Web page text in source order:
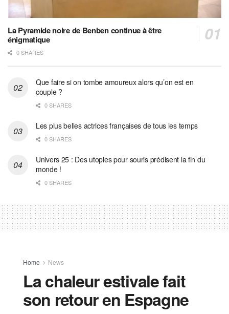
La Pyramide noire de Benben continue à être
énigmatique
0 SHARES
Que faire si on tombe amoureux alors qu’on est en
couple ?
0 SHARES
Les plus belles actrices françaises de tous les temps
0 SHARES
Univers 25 : Des utopies pour souris prédisent la fin du
monde !
0 SHARES
Home News
La chaleur estivale fait
son retour en Espagne